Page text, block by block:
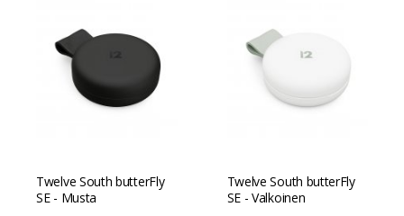
Twelve South butterFly
SE - Musta
Twelve South butterFly
SE - Valkoinen